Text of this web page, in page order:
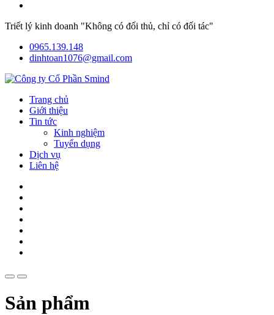
Triết lý kinh doanh "Không có đối thủ, chỉ có đối tác"
0965.139.148
dinhtoan1076@gmail.com
Trang chủ
Giới thiệu
Tin tức
Kinh nghiệm
Tuyển dụng
Dịch vụ
Liên hệ
Sản phẩm